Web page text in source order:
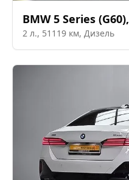
BMW 5 Series (G60),
2 л., 51119 км, Дизель